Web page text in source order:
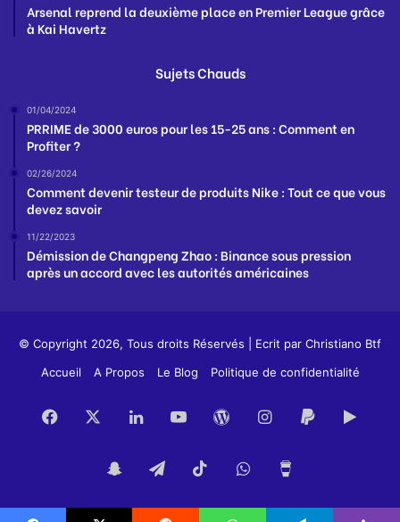
Arsenal reprend la deuxième place en Premier League grâce
à Kai Havertz
Sujets Chauds
01/04/2024
PRRIME de 3000 euros pour les 15-25 ans : Comment en
Profiter ?
02/26/2024
Comment devenir testeur de produits Nike : Tout ce que vous
devez savoir
11/22/2023
Démission de Changpeng Zhao : Binance sous pression
après un accord avec les autorités américaines
© Copyright 2026, Tous droits Réservés | Ecrit par Christiano Btf
Accueil
A Propos Le Blog Politique de confidentialité
Facebook LinkedinYouTubeWordPress
Instagram
PayPal
SnapchatTelegramTikTokWhatsApp
Me